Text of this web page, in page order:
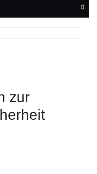
zur